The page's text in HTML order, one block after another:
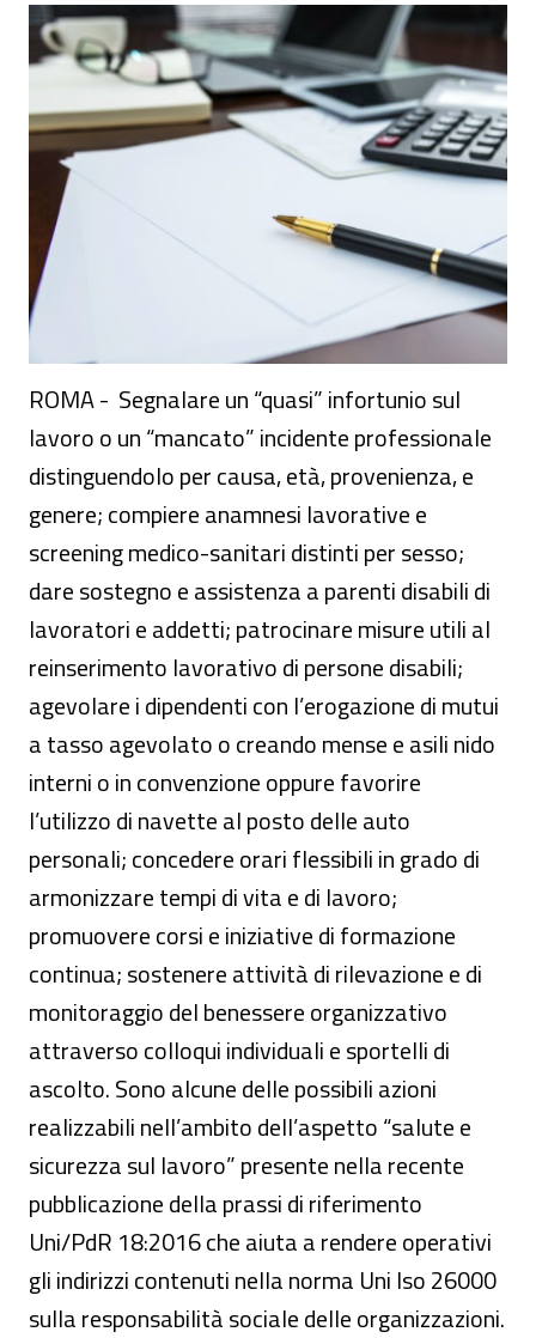
Responsabilità sociale delle
ROMA - Segnalare un “quasi” infortunio sul
lavoro o un “mancato” incidente professionale
distinguendolo per causa, età, provenienza, e
genere; compiere anamnesi lavorative e
screening medico-sanitari distinti per sesso;
dare sostegno e assistenza a parenti disabili di
lavoratori e addetti; patrocinare misure utili al
reinserimento lavorativo di persone disabili;
agevolare i dipendenti con l’erogazione di mutui
a tasso agevolato o creando mense e asili nido
interni o in convenzione oppure favorire
l’utilizzo di navette al posto delle auto
personali; concedere orari flessibili in grado di
armonizzare tempi di vita e di lavoro;
promuovere corsi e iniziative di formazione
continua; sostenere attività di rilevazione e di
monitoraggio del benessere organizzativo
attraverso colloqui individuali e sportelli di
ascolto. Sono alcune delle possibili azioni
realizzabili nell’ambito dell’aspetto “salute e
sicurezza sul lavoro” presente nella recente
pubblicazione della prassi di riferimento
Uni/PdR 18:2016 che aiuta a rendere operativi
gli indirizzi contenuti nella norma Uni Iso 26000
sulla responsabilità sociale delle organizzazioni.